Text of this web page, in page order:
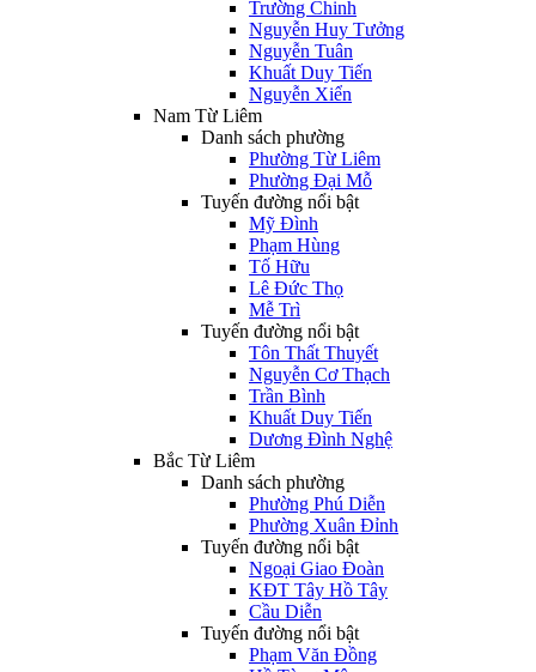
Trường Chinh
Nguyễn Huy Tưởng
Nguyễn Tuân
Khuất Duy Tiến
Nguyễn Xiển
Nam Từ Liêm
Danh sách phường
Phường Từ Liêm
Phường Đại Mỗ
Tuyến đường nổi bật
Mỹ Đình
Phạm Hùng
Tố Hữu
Lê Đức Thọ
Mễ Trì
Tuyến đường nổi bật
Tôn Thất Thuyết
Nguyễn Cơ Thạch
Trần Bình
Khuất Duy Tiến
Dương Đình Nghệ
Bắc Từ Liêm
Danh sách phường
Phường Phú Diễn
Phường Xuân Đỉnh
Tuyến đường nổi bật
Ngoại Giao Đoàn
KĐT Tây Hồ Tây
Cầu Diễn
Tuyến đường nổi bật
Phạm Văn Đồng